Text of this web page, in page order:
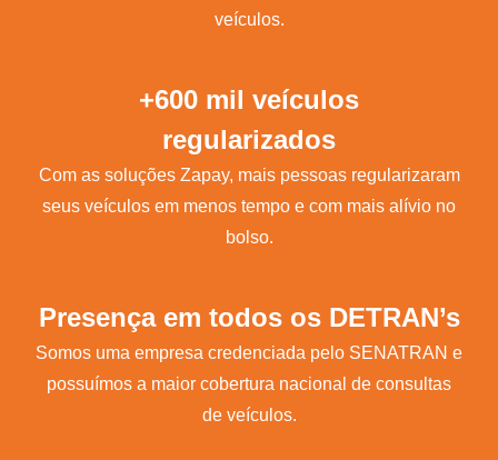
veículos.
+600 mil veículos
regularizados
Com as soluções Zapay, mais pessoas regularizaram
seus veículos em menos tempo e com mais alívio no
bolso.
Presença em todos os DETRAN’s
Somos uma empresa credenciada pelo SENATRAN e
possuímos a maior cobertura nacional de consultas
de veículos.